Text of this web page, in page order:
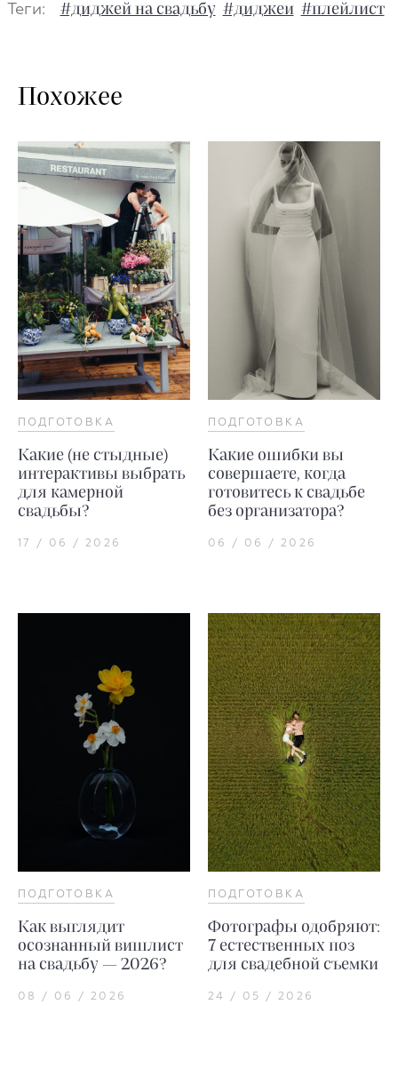
Теги: #диджей на свадьбу #диджеи #плейлист
Похожее
ПОДГОТОВКА
Какие (не стыдные)
интерактивы выбрать
для камерной
свадьбы?
17 / 06 / 2026
ПОДГОТОВКА
Какие ошибки вы
совершаете, когда
готовитесь к свадьбе
без организатора?
06 / 06 / 2026
ПОДГОТОВКА
Как выглядит
осознанный вишлист
на свадьбу — 2026?
08 / 06 / 2026
ПОДГОТОВКА
Фотографы одобряют:
7 естественных поз
для свадебной съемки
24 / 05 / 2026